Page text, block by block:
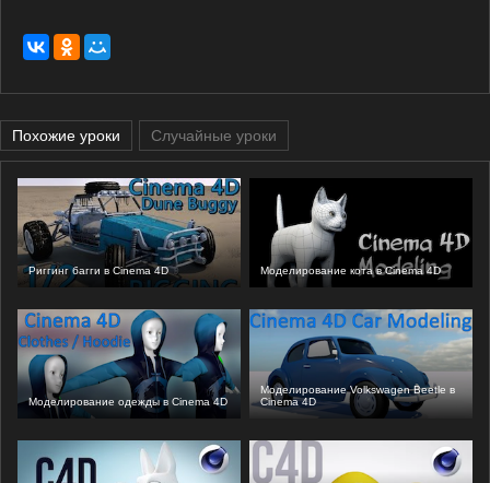
Похожие уроки Случайные уроки
Риггинг багги в Cinema 4D Моделирование кота в Cinema 4D
Моделирование одежды в Cinema 4D
Моделирование Volkswagen Beetle в
Cinema 4D